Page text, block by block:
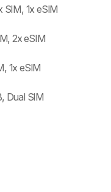
SIM, 1x eSIM
2x eSIM
1x eSIM
Dual SIM